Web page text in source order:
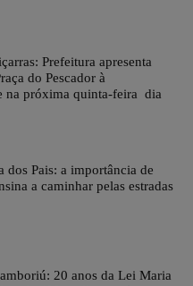
Prefeitura apresenta
do Pescador à
na próxima quinta-feira dia
dos Pais: a importância de
a caminhar pelas estradas
20 anos da Lei Maria